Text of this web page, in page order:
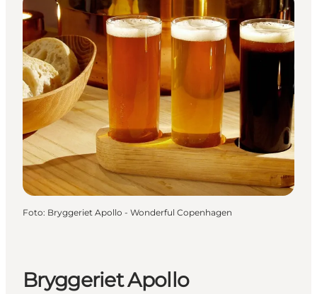
Foto: Bryggeriet Apollo - Wonderful Copenhagen
Bryggeriet Apollo